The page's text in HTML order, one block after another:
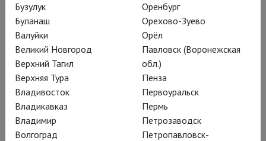
Вадим Рутковский
Школьный вальс
Среди самых сильных и спорных
театральных премьер сезона –
«Калечина-Малечина» Сойжин
Жамбаловой и «Снегурочка»
Бузулук
Буланаш
Валуйки
Великий Новгород
Верхний Тагил
Верхняя Тура
Владивосток
Владикавказ
Владимир
Волгоград
Оренбург
Орехово-Зуево
Орёл
Павловск (Воронежская
обл.)
Пенза
Первоуральск
Пермь
Петрозаводск
Петропавловск-